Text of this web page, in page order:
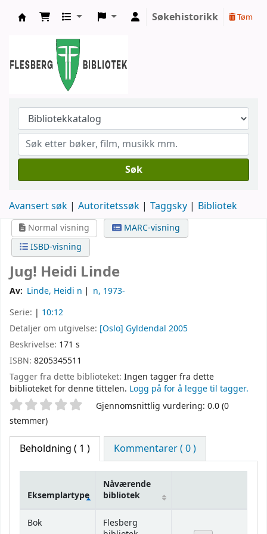
Søkehistorikk Tøm
Søk
Avansert søk Autoritetssøk Taggsky Bibliotek
Normal visning
MARC-visning
ISBD-visning
Jug! Heidi Linde
Av: Linde, Heidi n n, 1973-
Serie: | 10:12
Detaljer om utgivelse: [Oslo] Gyldendal 2005
Beskrivelse: 171 s
ISBN: 8205345511
Tagger fra dette biblioteket: Ingen tagger fra dette
biblioteket for denne tittelen. Logg på for å legge til tagger.
StjernevurderingGjennomsnittlig vurdering: 0.0 (0
stemmer)
Beholdning ( 1 ) Kommentarer ( 0 )
Beholdning
Eksemplartype
Nåværende
bibliotek
Bok
Flesberg